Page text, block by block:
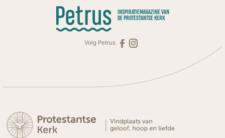
INSPIRATIEMAGAZINE VAN
DE PROTESTANTSE KERK
Volg Petrus